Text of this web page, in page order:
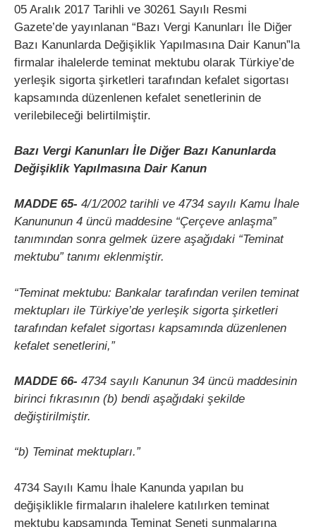
05 Aralık 2017 Tarihli ve 30261 Sayılı Resmi
Gazete’de yayınlanan “Bazı Vergi Kanunları İle Diğer
Bazı Kanunlarda Değişiklik Yapılmasına Dair Kanun”la
firmalar ihalelerde teminat mektubu olarak Türkiye’de
yerleşik sigorta şirketleri tarafından kefalet sigortası
kapsamında düzenlenen kefalet senetlerinin de
verilebileceği belirtilmiştir.
Bazı Vergi Kanunları İle Diğer Bazı Kanunlarda
Değişiklik Yapılmasına Dair Kanun
MADDE 65- 4/1/2002 tarihli ve 4734 sayılı Kamu İhale
Kanununun 4 üncü maddesine “Çerçeve anlaşma”
tanımından sonra gelmek üzere aşağıdaki “Teminat
mektubu” tanımı eklenmiştir.
“Teminat mektubu: Bankalar tarafından verilen teminat
mektupları ile Türkiye’de yerleşik sigorta şirketleri
tarafından kefalet sigortası kapsamında düzenlenen
kefalet senetlerini,”
MADDE 66- 4734 sayılı Kanunun 34 üncü maddesinin
birinci fıkrasının (b) bendi aşağıdaki şekilde
değiştirilmiştir.
“b) Teminat mektupları.”
4734 Sayılı Kamu İhale Kanunda yapılan bu
değişiklikle firmaların ihalelere katılırken teminat
mektubu kapsamında Teminat Seneti sunmalarına